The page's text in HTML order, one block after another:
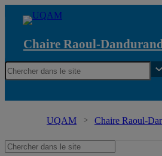
Chaire Raoul-
UQAM Chaire Raoul-